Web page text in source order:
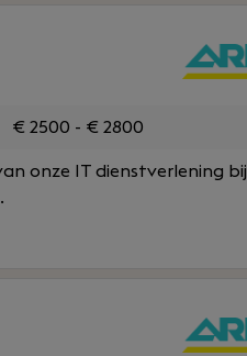
€ 2500 - € 2800
onze IT dienstverlening bij